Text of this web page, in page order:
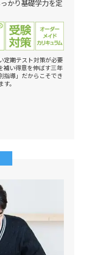
っかり基礎学力を定
定期テスト対策が必要
補い得意を伸ばす三年
指導」だからこそでき
。